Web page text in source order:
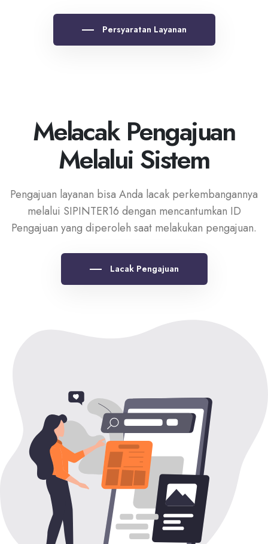
Persyaratan Layanan
Melacak Pengajuan
Melalui Sistem
Pengajuan layanan bisa Anda lacak perkembangannya
melalui SIPINTER16 dengan mencantumkan ID
Pengajuan yang diperoleh saat melakukan pengajuan.
Lacak Pengajuan